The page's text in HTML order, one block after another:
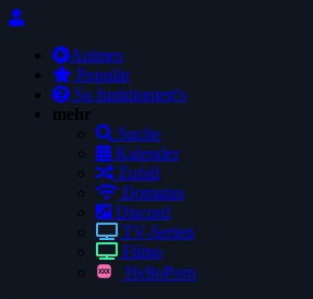
Animes
Populär
So funktioniert's
mehr
Suche
Kalender
Zufall
Domains
Discord
TV-Serien
Filmo
HelloPorn